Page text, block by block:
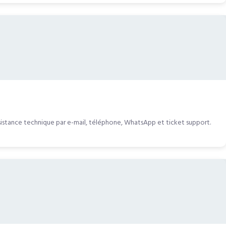
technique par e-mail, téléphone, WhatsApp et ticket support.